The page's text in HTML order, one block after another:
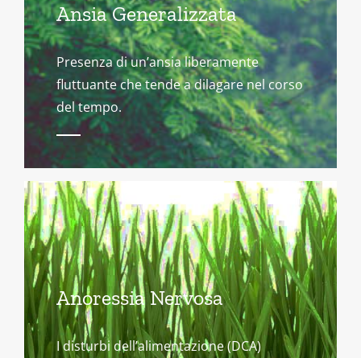
Ansia Generalizzata
Presenza di un’ansia liberamente
fluttuante che tende a dilagare nel corso
del tempo.
Anoressia Nervosa
I disturbi dell’alimentazione (DCA)